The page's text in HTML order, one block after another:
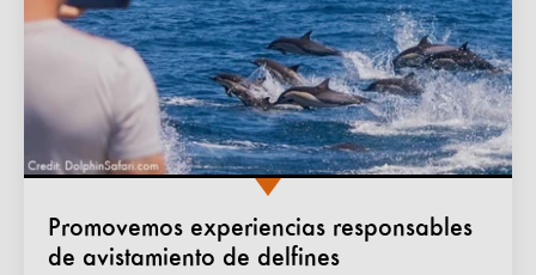
Promovemos experiencias responsables
de avistamiento de delfines